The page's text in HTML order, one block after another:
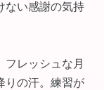
ない感謝の気持
レッシュな月
りの汗。練習が